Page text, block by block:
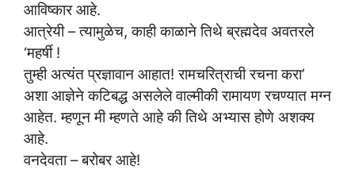
आविष्कार आहे.
आत्रेयी – त्यामुळेच, काही काळाने तिथे ब्रह्मदेव अवतरले
‘महर्षी !
तुम्ही अत्यंत प्रज्ञावान आहात! रामचरित्राची रचना करा’
अशा आज्ञेने कटिबद्ध असलेले वाल्मीकी रामायण रचण्यात मग्न
आहेत. म्हणून मी म्हणते आहे की तिथे अभ्यास होणे अशक्य
आहे.
वनदेवता – बरोबर आहे!